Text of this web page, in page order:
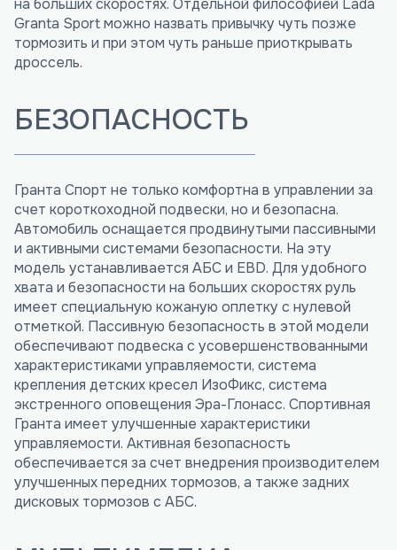
на больших скоростях. Отдельной философией Lada
Granta Sport можно назвать привычку чуть позже
тормозить и при этом чуть раньше приоткрывать
дроссель.
БЕЗОПАСНОСТЬ
Гранта Спорт не только комфортна в управлении за
счет короткоходной подвески, но и безопасна.
Автомобиль оснащается продвинутыми пассивными
и активными системами безопасности. На эту
модель устанавливается АБС и EBD. Для удобного
хвата и безопасности на больших скоростях руль
имеет специальную кожаную оплетку с нулевой
отметкой. Пассивную безопасность в этой модели
обеспечивают подвеска с усовершенствованными
характеристиками управляемости, система
крепления детских кресел ИзоФикс, система
экстренного оповещения Эра-Глонасс. Спортивная
Гранта имеет улучшенные характеристики
управляемости. Активная безопасность
обеспечивается за счет внедрения производителем
улучшенных передних тормозов, а также задних
дисковых тормозов с АБС.